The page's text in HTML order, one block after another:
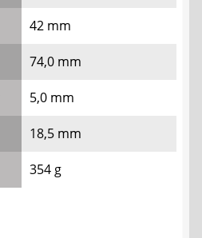
42 mm
74,0 mm
5,0 mm
18,5 mm
354 g